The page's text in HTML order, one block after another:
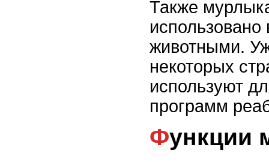
Также
использовано
животными.
некоторых
используют
программ